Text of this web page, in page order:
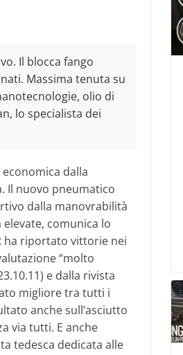
Il blocca fango
Massima tenuta su
olio di
lo specialista dei
dalla
Il nuovo pneumatico
dalla manovrabilità
comunica lo
ha riportato vittorie nei
“molto
e dalla rivista
migliore tra tutti i
anche sull’asciutto
via tutti. E anche
tedesca dedicata alle